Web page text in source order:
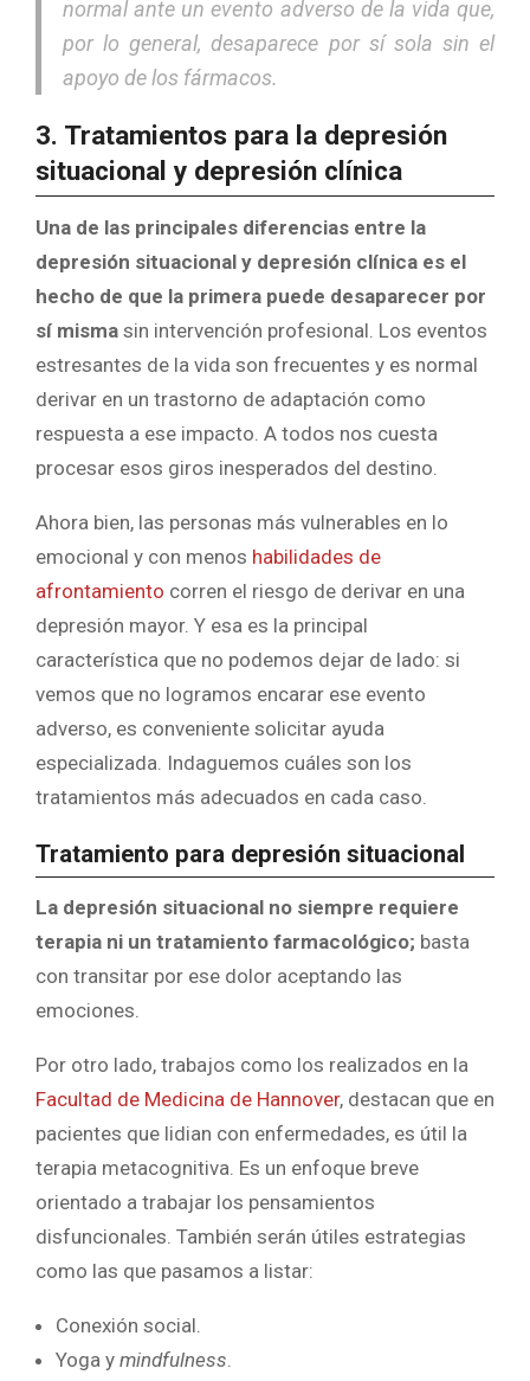
normal ante un evento adverso de la vida que,
por lo general, desaparece por sí sola sin el
apoyo de los fármacos.
3. Tratamientos para la depresión
situacional y depresión clínica
Una de las principales diferencias entre la
depresión situacional y depresión clínica es el
hecho de que la primera puede desaparecer por
sí misma sin intervención profesional. Los eventos
estresantes de la vida son frecuentes y es normal
derivar en un trastorno de adaptación como
respuesta a ese impacto. A todos nos cuesta
procesar esos giros inesperados del destino.
Ahora bien, las personas más vulnerables en lo
emocional y con menos habilidades de
afrontamiento corren el riesgo de derivar en una
depresión mayor. Y esa es la principal
característica que no podemos dejar de lado: si
vemos que no logramos encarar ese evento
adverso, es conveniente solicitar ayuda
especializada. Indaguemos cuáles son los
tratamientos más adecuados en cada caso.
Tratamiento para depresión situacional
La depresión situacional no siempre requiere
terapia ni un tratamiento farmacológico; basta
con transitar por ese dolor aceptando las
emociones.
Por otro lado, trabajos como los realizados en la
Facultad de Medicina de Hannover, destacan que en
pacientes que lidian con enfermedades, es útil la
terapia metacognitiva. Es un enfoque breve
orientado a trabajar los pensamientos
disfuncionales. También serán útiles estrategias
como las que pasamos a listar:
Conexión social.
Yoga y mindfulness.